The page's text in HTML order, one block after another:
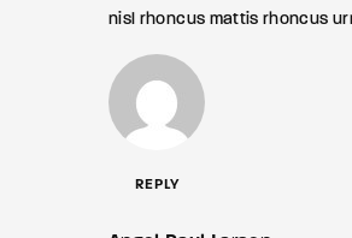
nisl rhoncus mattis rhoncus
REPLY